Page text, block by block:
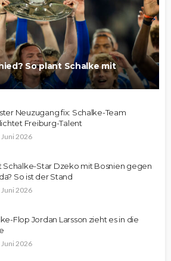
So plant Schalke mit
Neuzugang fix: Schalke-Team
Freiburg-Talent
Juni 2026
Schalke-Star Dzeko mit Bosnien gegen
So ist der Stand
Juni 2026
Flop Jordan Larsson zieht es in die
Juni 2026